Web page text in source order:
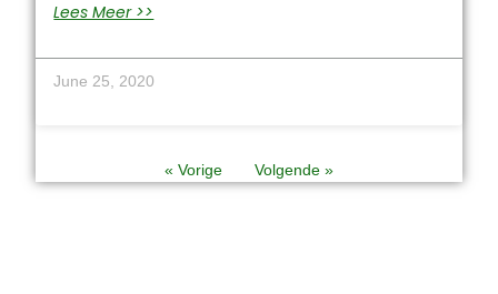
Lees Meer >>
June 25, 2020
« Vorige Volgende »